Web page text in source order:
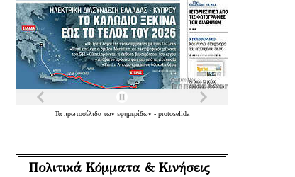
Τα πρωτοσέλιδα των εφημερίδων - protoselida
Πολιτικά Κόμματα & Κινήσεις